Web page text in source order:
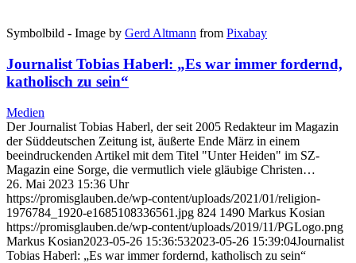
Symbolbild - Image by Gerd Altmann from Pixabay
Journalist Tobias Haberl: „Es war immer fordernd,
katholisch zu sein“
Medien
Der Journalist Tobias Haberl, der seit 2005 Redakteur im Magazin
der Süddeutschen Zeitung ist, äußerte Ende März in einem
beeindruckenden Artikel mit dem Titel "Unter Heiden" im SZ-
Magazin eine Sorge, die vermutlich viele gläubige Christen…
26. Mai 2023 15:36 Uhr
https://promisglauben.de/wp-content/uploads/2021/01/religion-
1976784_1920-e1685108336561.jpg 824 1490 Markus Kosian
https://promisglauben.de/wp-content/uploads/2019/11/PGLogo.png
Markus Kosian2023-05-26 15:36:532023-05-26 15:39:04Journalist
Tobias Haberl: „Es war immer fordernd, katholisch zu sein“